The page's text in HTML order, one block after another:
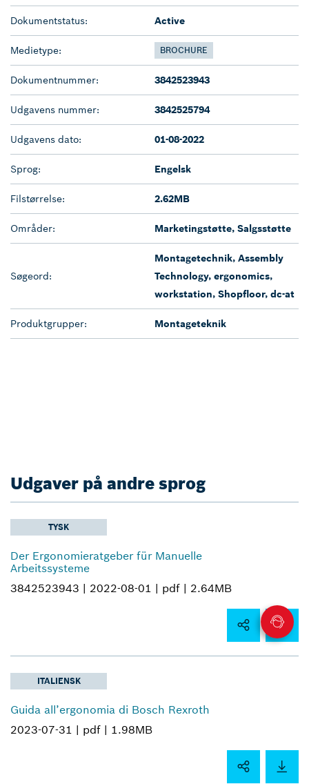
Dokumentstatus: Active
Medietype: BROCHURE
Dokumentnummer: 3842523943
Udgavens nummer: 3842525794
Udgavens dato: 01-08-2022
Sprog: Engelsk
Filstørrelse: 2.62MB
Områder: Marketingstøtte, Salgsstøtte
Søgeord:
Montagetechnik, Assembly
Technology, ergonomics,
workstation, Shopfloor, dc-at
Produktgrupper: Montageteknik
Udgaver på andre sprog
TYSK
Der Ergonomieratgeber für Manuelle
Arbeitssysteme
3842523943 | 2022-08-01 | pdf | 2.64MB
ITALIENSK
Guida all’ergonomia di Bosch Rexroth
2023-07-31 | pdf | 1.98MB